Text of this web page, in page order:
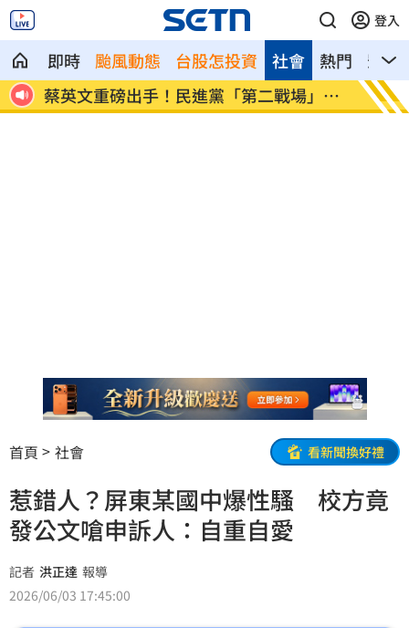
登入
即時 颱風動態 台股怎投資 熱門 影音
社會
戰場」成
吹冷氣30小時出事！女子全身抽搐送醫
首頁 社會 看新聞換好禮
惹錯人？屏東某國中爆性騷 校方竟
發公文嗆申訴人：自重自愛
記者 洪正達 報導
2026/06/03 17:45:00